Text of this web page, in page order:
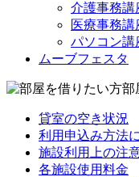
介護事務講
医療事務講
パソコン講
ムーブフェスタ
部
貸室の空き状況
利用申込み方法
施設利用上の注
各施設使用料金